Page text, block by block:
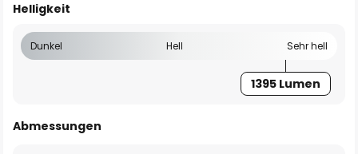
Helligkeit
Dunkel Hell Sehr hell
1395 Lumen
Abmessungen